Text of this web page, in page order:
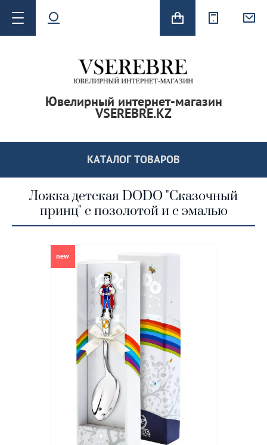
Ювелирный интернет-магазин
VSEREBRE.KZ
КАТАЛОГ ТОВАРОВ
Ложка детская DODO "Сказочный
принц" с позолотой и с эмалью
new